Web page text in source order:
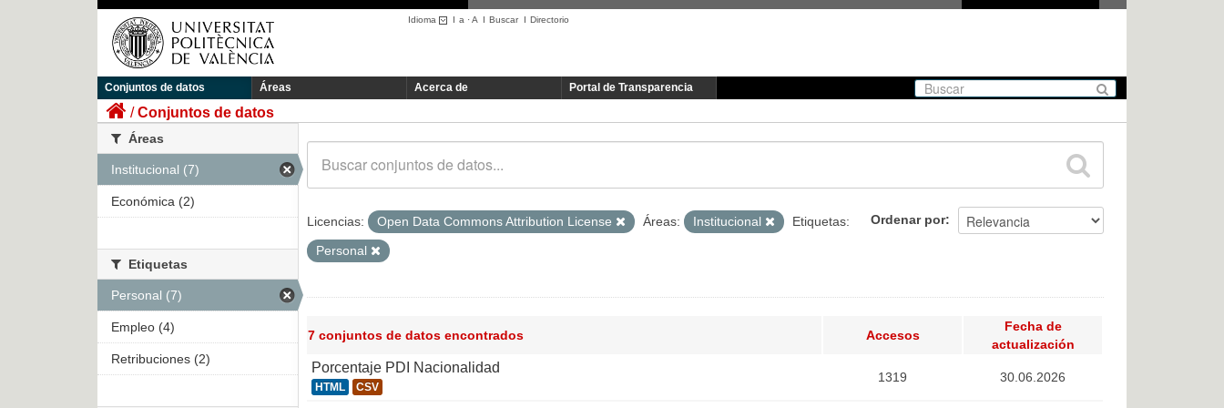
Idioma I a ·A I BuscarI Directorio
Conjuntos de datos Áreas Acerca de Portal de Transparencia
Conjuntos de datos
Ordenar por
Licencias: Open Data Commons Attribution License Áreas: Institucional
Etiquetas:
Personal
7 conjuntos de datos encontrados Accesos
Fecha de
actualización
Porcentaje PDI Nacionalidad
HTML CSV
1319 30.06.2026
Áreas
Institucional (7)
Económica (2)
Etiquetas
Personal (7)
Empleo (4)
Retribuciones (2)